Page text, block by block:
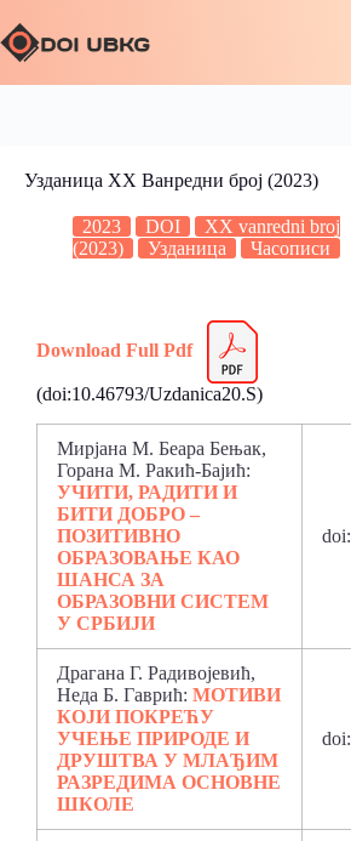
Узданица XX Ванредни број (2023)
2023 DOI
XX vanredni broj
(2023)
Узданица Часописи
Download Full Pdf
(doi:10.46793/Uzdanica20.S)
Мирјана М. Беара Бењак,
Горана М. Ракић-Бајић:
УЧИТИ, РАДИТИ И
БИТИ ДОБРО –
ПОЗИТИВНО
ОБРАЗОВАЊЕ КАО
ШАНСА ЗА
ОБРАЗОВНИ СИСТЕМ
У СРБИЈИ
Драгана Г. Радивојевић,
Неда Б. Гаврић: МОТИВИ
КОЈИ ПОКРЕЋУ
УЧЕЊЕ ПРИРОДЕ И
ДРУШТВА У МЛАЂИМ
РАЗРЕДИМА ОСНОВНЕ
ШКОЛЕ